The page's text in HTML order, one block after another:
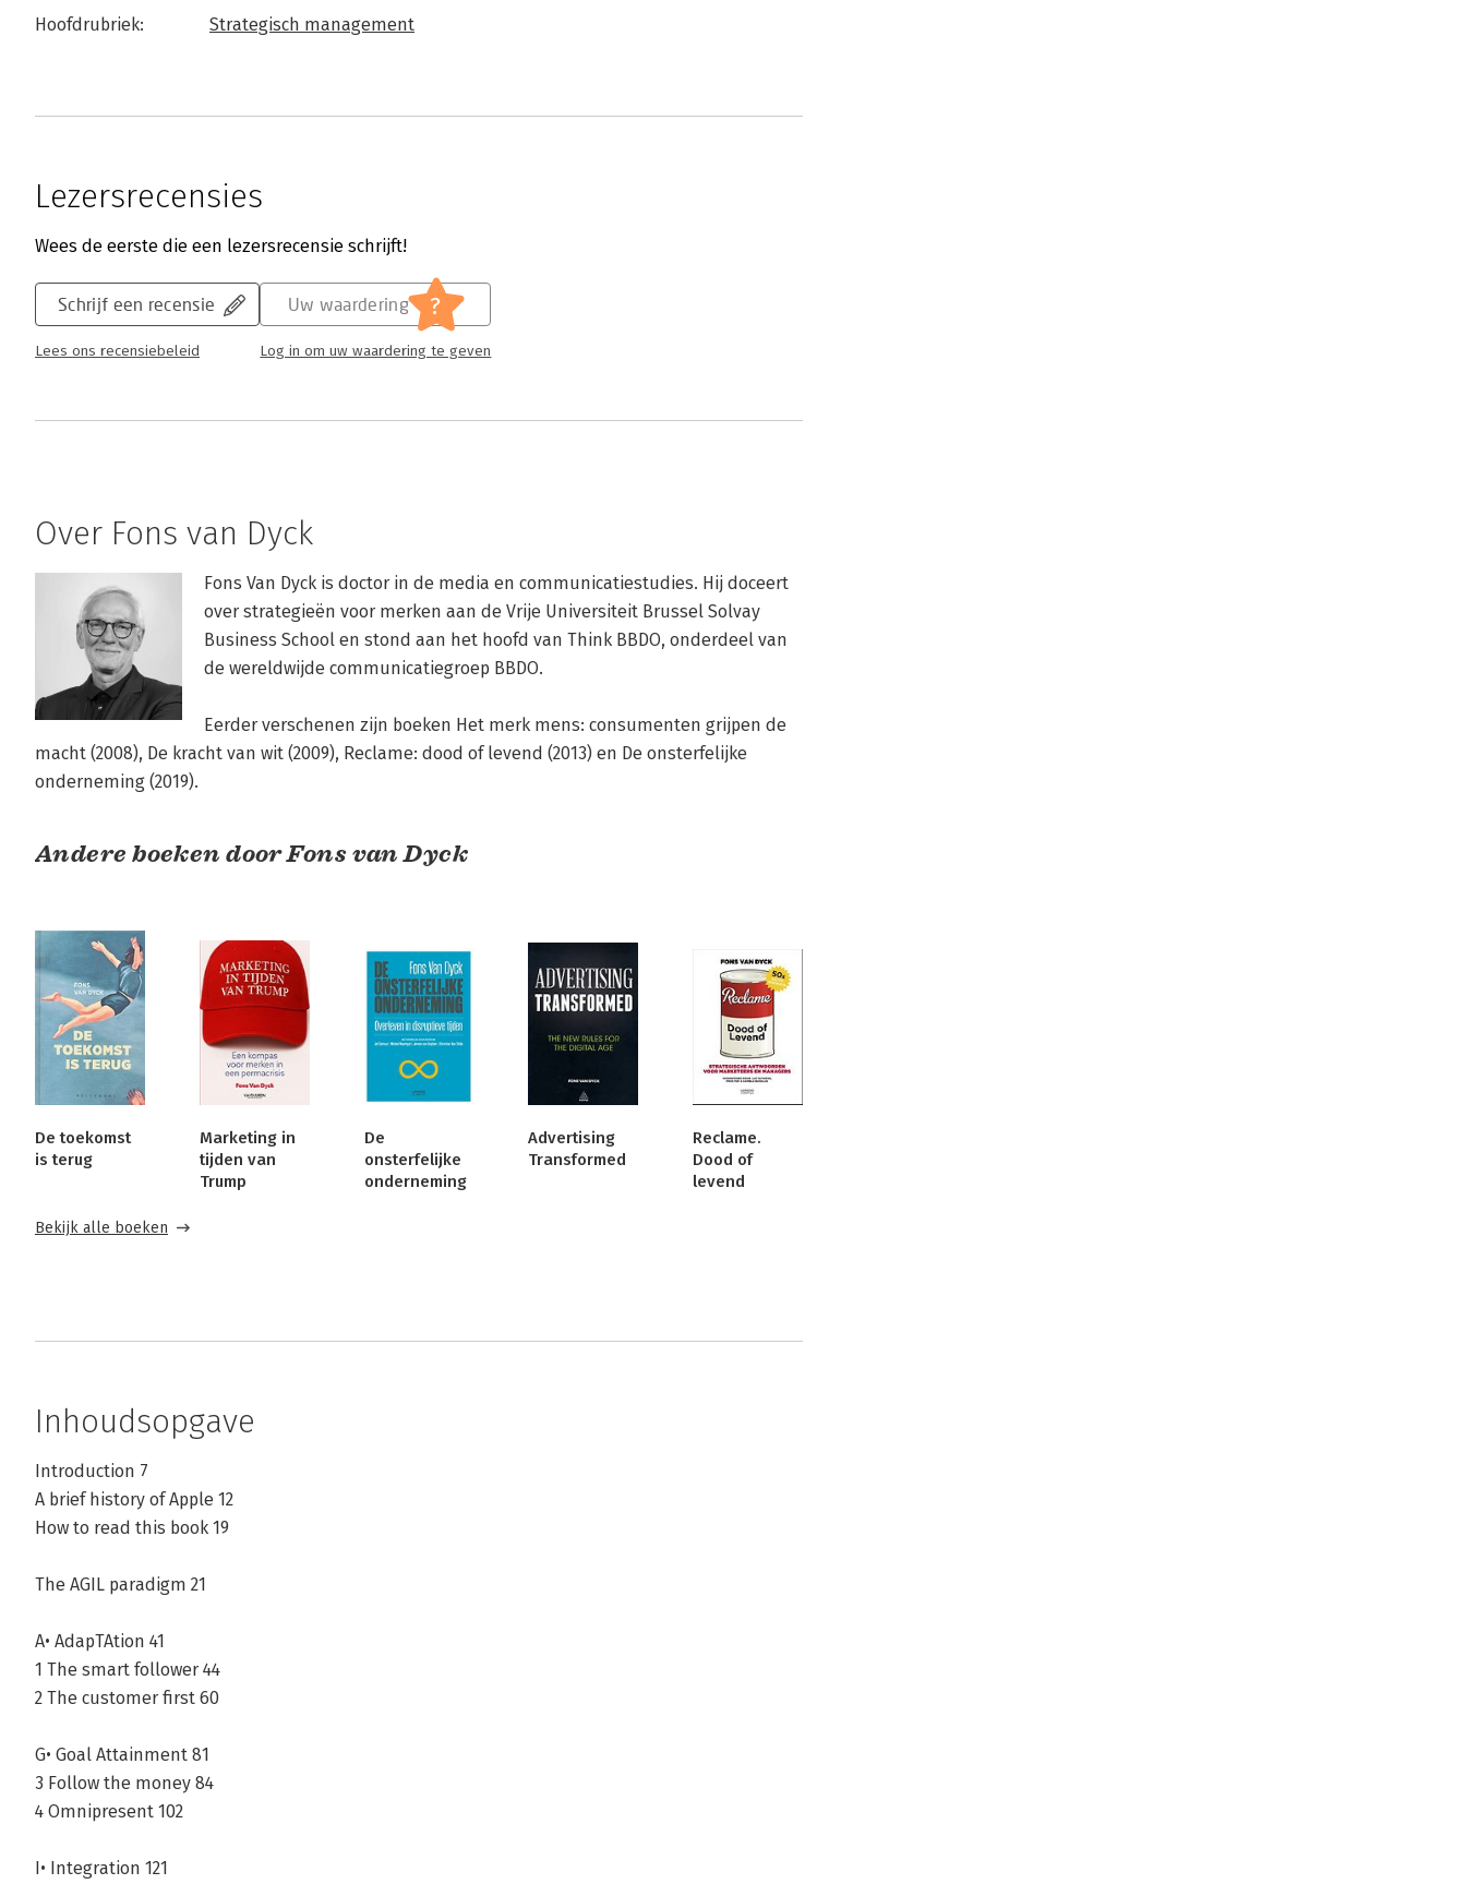
Hoofdrubriek: Strategisch management
Lezersrecensies
Wees de eerste die een lezersrecensie schrijft!
Schrijf een recensie
Lees ons recensiebeleid
Uw waardering ?
Log in om uw waardering te geven
Over Fons van Dyck
Fons Van Dyck is doctor in de media en communicatiestudies. Hij doceert
over strategieën voor merken aan de Vrije Universiteit Brussel Solvay
Business School en stond aan het hoofd van Think BBDO, onderdeel van
de wereldwijde communicatiegroep BBDO.
Eerder verschenen zijn boeken Het merk mens: consumenten grijpen de
macht (2008), De kracht van wit (2009), Reclame: dood of levend (2013) en De onsterfelijke
onderneming (2019).
Andere boeken door Fons van Dyck
De toekomst
is terug
Marketing in
tijden van
Trump
De
onsterfelijke
onderneming
Advertising
Transformed
Reclame.
Dood of
levend
Bekijk alle boeken
Inhoudsopgave
Introduction 7
A brief history of Apple 12
How to read this book 19
The AGIL paradigm 21
A• AdapTAtion 41
1 The smart follower 44
2 The customer first 60
G• Goal Attainment 81
3 Follow the money 84
4 Omnipresent 102
I• Integration 121